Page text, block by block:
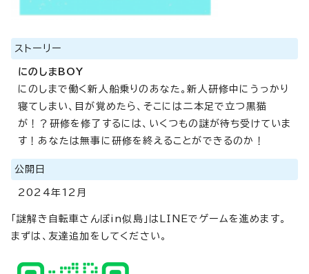
ストーリー
にのしまBOY
にのしまで働く新人船乗りのあなた。新人研修中にうっかり
寝てしまい、目が覚めたら、そこには二本足で立つ黒猫
が！？研修を修了するには、いくつもの謎が待ち受けていま
す！あなたは無事に研修を終えることができるのか！
公開日
2024年12月
「謎解き自転車さんぽin似島」はLINEでゲームを進めます。
まずは、友達追加をしてください。